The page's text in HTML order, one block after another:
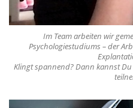
Im Team arbeiten wir
Psychologiestudiums – der
Klingt spannend? Dann kannst